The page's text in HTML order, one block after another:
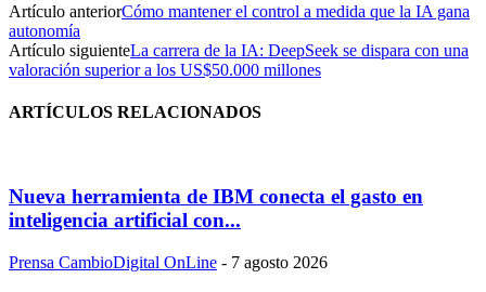
Artículo anteriorCómo mantener el control a medida que la IA gana
autonomía
Artículo siguienteLa carrera de la IA: DeepSeek se dispara con una
valoración superior a los US$50.000 millones
ARTÍCULOS RELACIONADOS
Nueva herramienta de IBM conecta el gasto en
inteligencia artificial con...
Prensa CambioDigital OnLine - 7 agosto 2026